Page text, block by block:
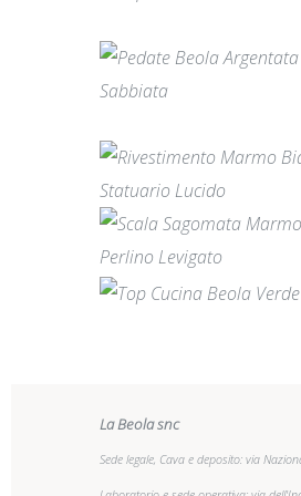
La Beola snc
Sede legale, Cava e deposito: via